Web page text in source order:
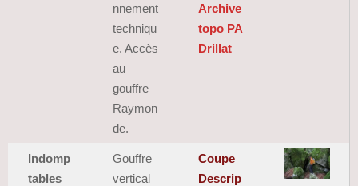
nnement
techniqu
e. Accès
au
gouffre
Raymon
de.
Archive
topo PA
Drillat
Indomp
tables
Gouffre
vertical
Coupe
Descrip